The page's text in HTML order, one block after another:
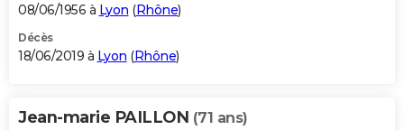
08/06/1956 à Lyon (Rhône)
Décès
18/06/2019 à Lyon (Rhône)
Jean-marie PAILLON (71 ans)